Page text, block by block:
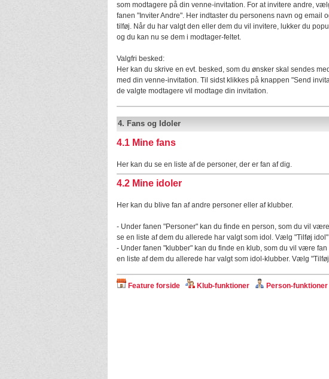
som modtagere på din venne-invitation. For at invitere andre,
fanen "Inviter Andre". Her indtaster du personens navn og email
tilføj. Når du har valgt den eller dem du vil invitere, lukker du
og du kan nu se dem i modtager-feltet.
Valgfri besked:
Her kan du skrive en evt. besked, som du ønsker skal sendes
med din venne-invitation. Til sidst klikkes på knappen "Send
de valgte modtagere vil modtage din invitation.
4. Fans og Idoler
4.1 Mine fans
Her kan du se en liste af de personer, der er fan af dig.
4.2 Mine idoler
Her kan du blive fan af andre personer eller af klubber.
- Under fanen "Personer" kan du finde en person, som du vil
se en liste af dem du allerede har valgt som idol. Vælg "Tilføj idol"
- Under fanen "klubber" kan du finde en klub, som du vil være fan
en liste af dem du allerede har valgt som idol-klubber. Vælg
Feature forside Klub-funktioner Person-funktioner